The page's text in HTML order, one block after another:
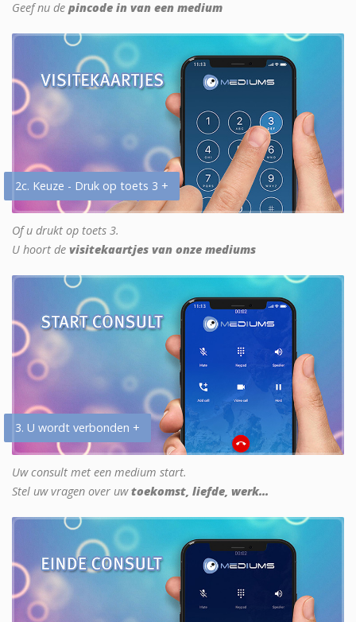
Geef nu de pincode in van een medium
2c. Keuze - Druk op toets 3 +
Of u drukt op toets 3.
U hoort de visitekaartjes van onze mediums
3. U wordt verbonden +
Uw consult met een medium start.
Stel uw vragen over uwtoekomst, liefde, werk...